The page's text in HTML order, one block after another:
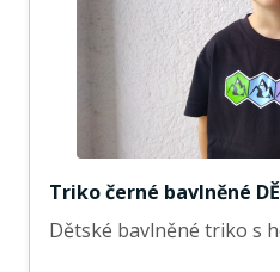
Triko černé bavlněné
Dětské bavlněné triko s